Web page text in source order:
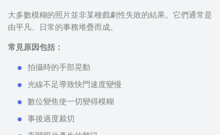
大多數模糊的照片並非某種戲劇性失敗的結果。它們通常是
由平凡、日常的事務堆疊而成。
常見原因包括：
拍攝時的手部晃動
光線不足導致快門速度變慢
數位變焦使一切變得模糊
事後過度裁切